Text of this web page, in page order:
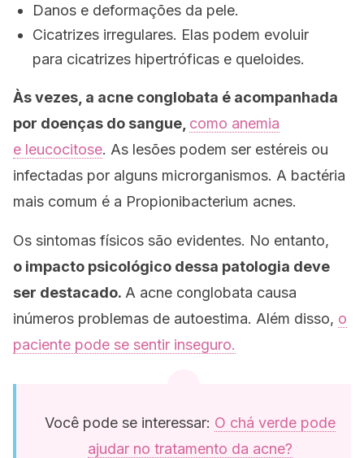
Danos e deformações da pele.
Cicatrizes irregulares. Elas podem evoluir
para cicatrizes hipertróficas e queloides.
Às vezes, a acne conglobata é acompanhada
por doenças do sangue, como anemia
e leucocitose. As lesões podem ser estéreis ou
infectadas por alguns microrganismos. A bactéria
mais comum é a Propionibacterium acnes.
Os sintomas físicos são evidentes. No entanto,
o impacto psicológico dessa patologia deve
ser destacado. A acne conglobata causa
inúmeros problemas de autoestima. Além disso, o
paciente pode se sentir inseguro.
Você pode se interessar: O chá verde pode
ajudar no tratamento da acne?